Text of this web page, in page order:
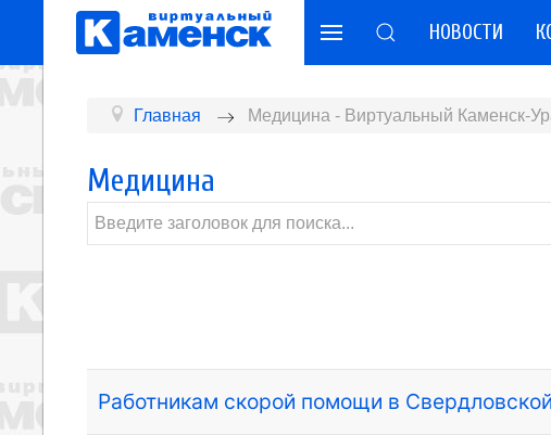
НОВОСТИ
Главная Медицина - Виртуальный Каменск-
Медицина
Работникам скорой помощи в